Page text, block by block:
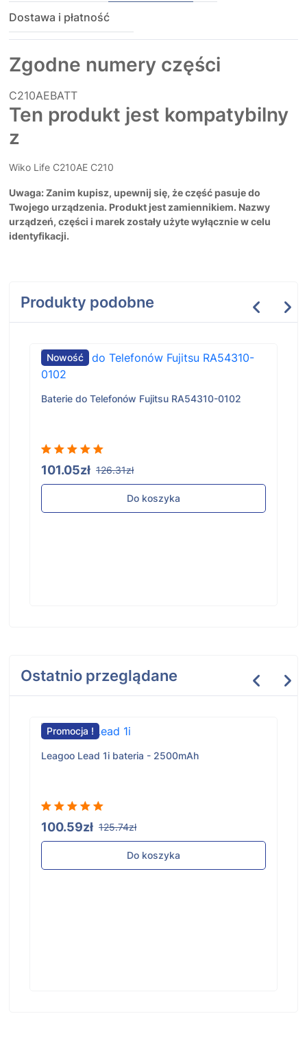
Dostawa i płatność
Zgodne numery części
C210AEBATT
Ten produkt jest kompatybilny
z
Wiko Life C210AE C210
Uwaga: Zanim kupisz, upewnij się, że część pasuje do
Twojego urządzenia. Produkt jest zamiennikiem. Nazwy
urządzeń, części i marek zostały użyte wyłącznie w celu
identyfikacji.
Produkty podobne
Nowość
Baterie do Telefonów Fujitsu RA54310-0102
101.05zł 126.31zł
Do koszyka
Ostatnio przeglądane
Promocja !
Leagoo Lead 1i bateria - 2500mAh
100.59zł 125.74zł
Do koszyka